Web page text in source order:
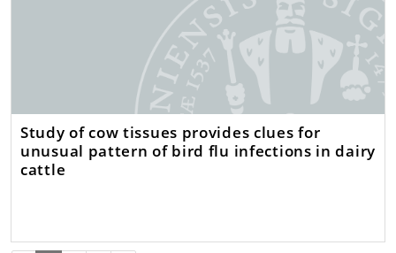
Study of cow tissues provides clues for
unusual pattern of bird flu infections in dairy
cattle